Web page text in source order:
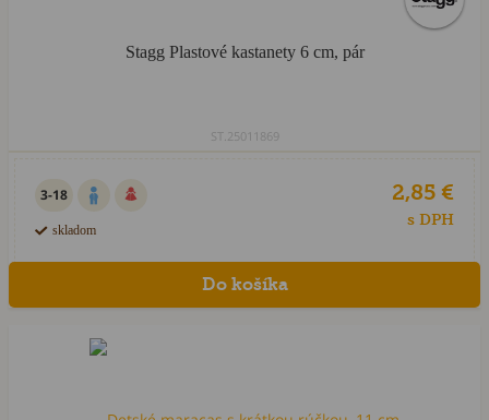
Stagg Plastové kastanety 6 cm, pár
ST.25011869
3-18
skladom
2,85 €
s DPH